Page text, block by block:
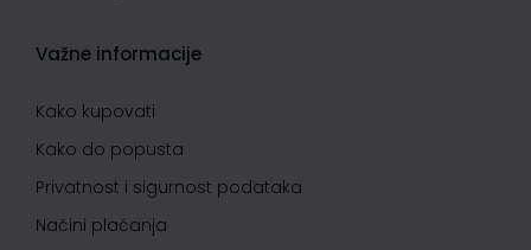
Važne informacije
Kako kupovati
Kako do popusta
Privatnost i sigurnost podataka
Načini plaćanja